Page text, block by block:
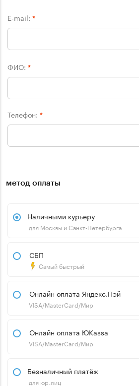
E-mail: *
ФИО: *
Телефон: *
метод оплаты
Наличными курьеру
для Москвы и Санкт-Петербурга
СБП
Самый быстрый
Онлайн оплата Яндекс.Пэй
VISA/MasterCard/Мир
Онлайн оплата ЮKassa
VISA/MasterCard/Мир
Безналичный платёж
для юр.лиц